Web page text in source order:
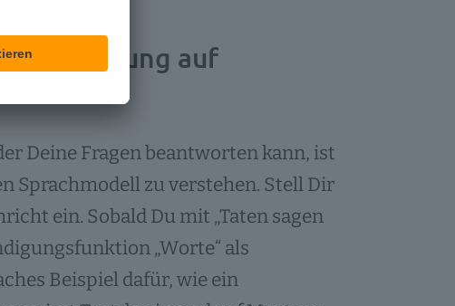
auf
Deine Fragen beantworten kann, ist
Sprachmodell zu verstehen. Stell Dir
ein. Sobald Du mit „Taten sagen
„Worte“ als
Beispiel dafür, wie ein